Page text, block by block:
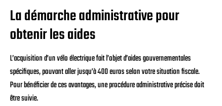
La démarche administrative pour
obtenir les aides
L’acquisition d’un vélo électrique fait l’objet d’aides gouvernementales
spécifiques, pouvant aller jusqu’à 400 euros selon votre situation fiscale.
Pour bénéficier de ces avantages, une procédure administrative précise doit
être suivie.